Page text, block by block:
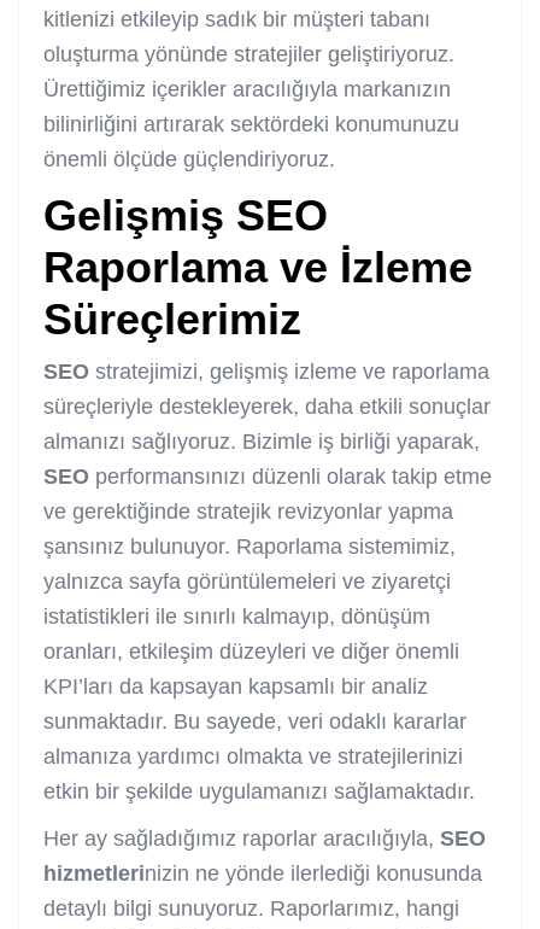
kitlenizi etkileyip sadık bir müşteri tabanı
oluşturma yönünde stratejiler geliştiriyoruz.
Ürettiğimiz içerikler aracılığıyla markanızın
bilinirliğini artırarak sektördeki konumunuzu
önemli ölçüde güçlendiriyoruz.
Gelişmiş SEO
Raporlama ve İzleme
Süreçlerimiz
SEO stratejimizi, gelişmiş izleme ve raporlama
süreçleriyle destekleyerek, daha etkili sonuçlar
almanızı sağlıyoruz. Bizimle iş birliği yaparak,
SEO performansınızı düzenli olarak takip etme
ve gerektiğinde stratejik revizyonlar yapma
şansınız bulunuyor. Raporlama sistemimiz,
yalnızca sayfa görüntülemeleri ve ziyaretçi
istatistikleri ile sınırlı kalmayıp, dönüşüm
oranları, etkileşim düzeyleri ve diğer önemli
KPI’ları da kapsayan kapsamlı bir analiz
sunmaktadır. Bu sayede, veri odaklı kararlar
almanıza yardımcı olmakta ve stratejilerinizi
etkin bir şekilde uygulamanızı sağlamaktadır.
Her ay sağladığımız raporlar aracılığıyla, SEO
hizmetlerinizin ne yönde ilerlediği konusunda
detaylı bilgi sunuyoruz. Raporlarımız, hangi